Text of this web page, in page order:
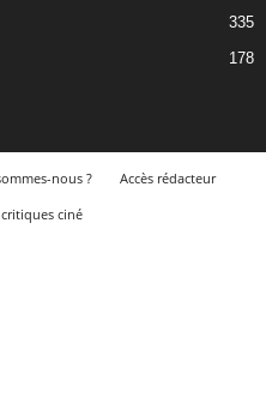
335
178
nous ?
Accès rédacteur
ciné